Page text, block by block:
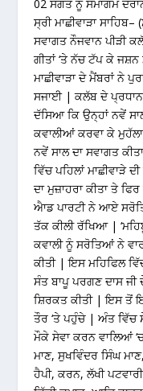
02 ਸੰਗਤ ਨੂੰ ਸਮਾਗਮ
ਸ੍ਰੀ ਮਾਛੀਵਾੜਾ
ਸਵਾਗਤ ਨੌਜਵਾਨ ਪੀੜੀ
ਗੀਤਾਂ ‘ਤੇ ਨੱਚ ਟੱਪ ਕੇ
ਮਾਛੀਵਾੜਾ ਦੇ ਮੈਂਬਰਾਂ ਨੇ
ਸਜਾਈ | ਕਲੱਬ ਦੇ ਪ੍ਰਧਾਨ
ਦੱਸਿਆ ਕਿ ਉਨ੍ਹਾਂ ਨਵੇਂ
ਕਵਾਲੀਆਂ ਕਰਵਾ ਕੇ
ਨਵੇਂ ਸਾਲ ਦਾ ਸਵਾਗਤ
ਵਿੱਚ ਪਹਿਲਾਂ ਮਾਛੀਵਾੜੇ
ਦਾ ਮੁਜ਼ਾਹਰਾ ਕੀਤਾ ਤੇ
ਐਾਡ ਪਾਰਟੀ ਨੇ ਆਏ
ਤੱਕ ਕੀਲੀ ਰੱਖਿਆ |
ਕਵਾਲੀ ਨੂੰ ਸਰੋਤਿਆਂ ਨੇ
ਕੀਤੀ | ਇਸ ਮਹਿਫਿਲ
ਸੰਤ ਬਾਪੂ ਪਰਗਣ ਦਾਸ ਜੀ
ਸ਼ਿਰਕਤ ਕੀਤੀ | ਇਸ ਤੋਂ
ਤੌਰ ‘ਤੇ ਪਹੁੰਚੇ | ਅੰਤ
ਮੌਕੇ ਸੇਵਾ ਕਰਨ ਵਾਲਿਆਂ
ਮਾਣ, ਸੁਖਵਿੰਦਰ ਸਿੰਘ
ਹੈਪੀ, ਕਰਨ, ਲੱਖੀ